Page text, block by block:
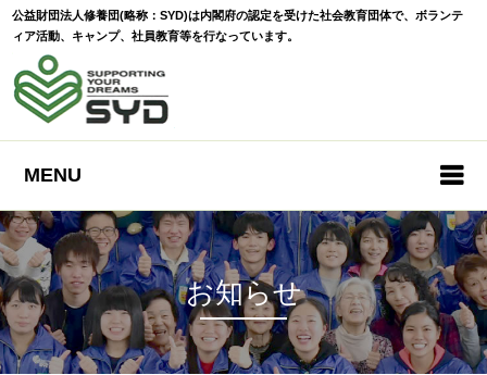
公益財団法人修養団(略称：SYD)は内閣府の認定を受けた社会教育団体で、ボランテ
ィア活動、キャンプ、社員教育等を行なっています。
MENU
お知らせ